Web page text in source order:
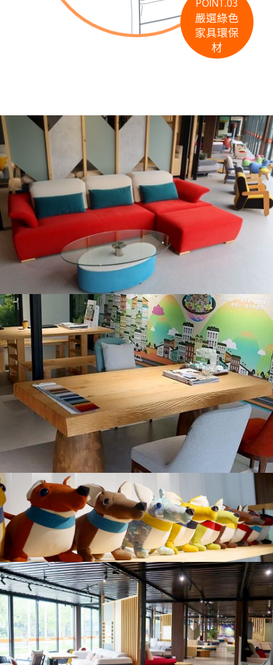
POINT.03
嚴選綠色
家具環保
材